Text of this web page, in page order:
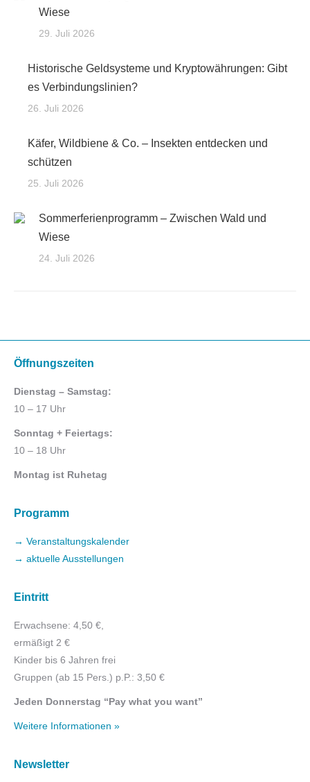
Wiese
29. Juli 2026
Historische Geldsysteme und Kryptowährungen: Gibt
es Verbindungslinien?
26. Juli 2026
Käfer, Wildbiene & Co. – Insekten entdecken und
schützen
25. Juli 2026
Sommerferienprogramm – Zwischen Wald und
Wiese
24. Juli 2026
Öffnungszeiten
Dienstag – Samstag:
10 – 17 Uhr
Sonntag + Feiertags:
10 – 18 Uhr
Montag ist Ruhetag
Programm
→ Veranstaltungskalender
→ aktuelle Ausstellungen
Eintritt
Erwachsene: 4,50 €,
ermäßigt 2 €
Kinder bis 6 Jahren frei
Gruppen (ab 15 Pers.) p.P.: 3,50 €
Jeden Donnerstag “Pay what you want”
Weitere Informationen »
Newsletter